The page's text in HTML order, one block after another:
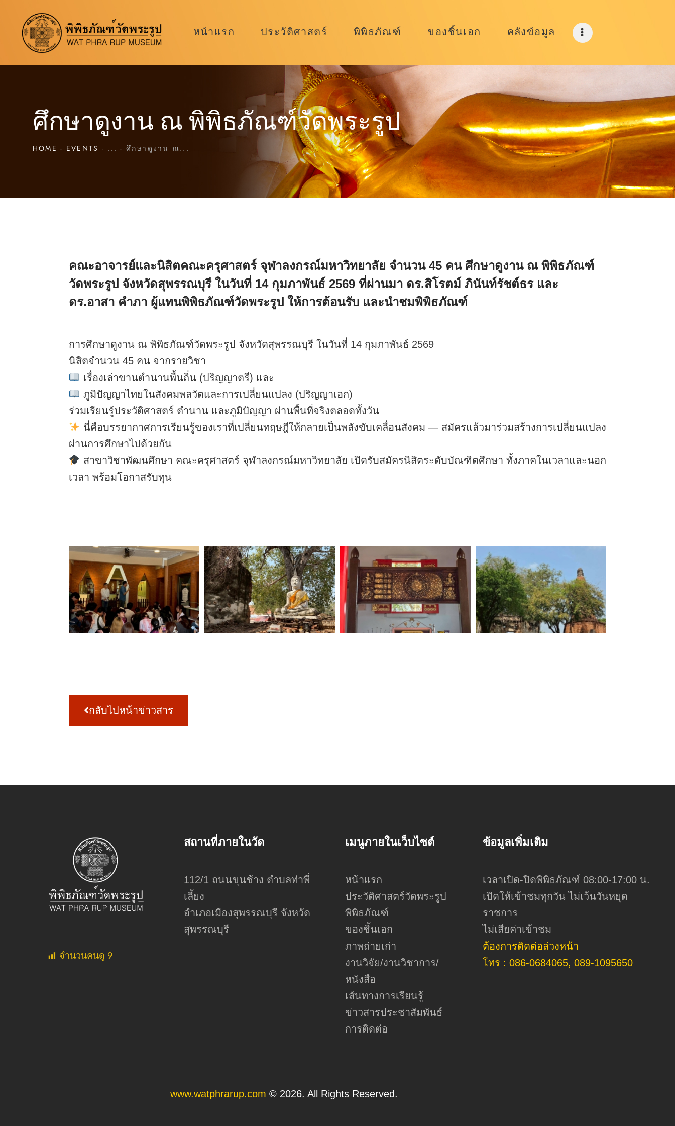
หน้าแรก ประวัติศาสตร์ พิพิธภัณฑ์ ของชิ้นเอก คลังข้อมูล
ศึกษาดูงาน ณ พิพิธภัณฑ์วัดพระรูป
HOME EVENTS ... ศึกษาดูงาน ณ...
คณะอาจารย์และนิสิตคณะครุศาสตร์ จุฬาลงกรณ์มหาวิทยาลัย จำนวน 45 คน ศึกษาดูงาน ณ พิพิธภัณฑ์
วัดพระรูป จังหวัดสุพรรณบุรี ในวันที่ 14 กุมภาพันธ์ 2569 ที่ผ่านมา ดร.สิโรตม์ ภินันท์รัชต์ธร และ
ดร.อาสา คำภา ผู้แทนพิพิธภัณฑ์วัดพระรูป ให้การต้อนรับ และนำชมพิพิธภัณฑ์
การศึกษาดูงาน ณ พิพิธภัณฑ์วัดพระรูป จังหวัดสุพรรณบุรี ในวันที่ 14 กุมภาพันธ์ 2569
นิสิตจำนวน 45 คน จากรายวิชา
เรื่องเล่าขานตำนานพื้นถิ่น (ปริญญาตรี) และ
ภูมิปัญญาไทยในสังคมพลวัตและการเปลี่ยนแปลง (ปริญญาเอก)
ร่วมเรียนรู้ประวัติศาสตร์ ตำนาน และภูมิปัญญา ผ่านพื้นที่จริงตลอดทั้งวัน
นี่คือบรรยากาศการเรียนรู้ของเราที่เปลี่ยนทฤษฎีให้กลายเป็นพลังขับเคลื่อนสังคม — สมัครแล้วมาร่วมสร้างการเปลี่ยนแปลง
ผ่านการศึกษาไปด้วยกัน
สาขาวิชาพัฒนศึกษา คณะครุศาสตร์ จุฬาลงกรณ์มหาวิทยาลัย เปิดรับสมัครนิสิตระดับบัณฑิตศึกษา ทั้งภาคในเวลาและนอก
เวลา พร้อมโอกาสรับทุน
กลับไปหน้าข่าวสาร
จำนวนคนดู 9
สถานที่ภายในวัด
112/1 ถนนขุนช้าง ตำบลท่าพี่
เลี้ยง
อำเภอเมืองสุพรรณบุรี จังหวัด
สุพรรณบุรี
เมนูภายในเว็บไซต์
หน้าแรก
ประวัติศาสตร์วัดพระรูป
พิพิธภัณฑ์
ของชิ้นเอก
ภาพถ่ายเก่า
งานวิจัย/งานวิชาการ/
หนังสือ
เส้นทางการเรียนรู้
ข่าวสารประชาสัมพันธ์
การติดต่อ
ข้อมูลเพิ่มเติม
เวลาเปิด-ปิดพิพิธภัณฑ์ 08:00-17:00 น.
เปิดให้เข้าชมทุกวัน ไม่เว้นวันหยุด
ราชการ
ไม่เสียค่าเข้าชม
ต้องการติดต่อล่วงหน้า
โทร : 086-0684065, 089-1095650
www.watphrarup.com © 2026. All Rights Reserved.